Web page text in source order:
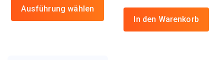
Ausführung wählen
In den Warenkorb